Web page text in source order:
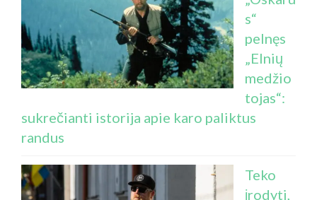
s“
pelnęs
„Elnių
medžio
tojas“:
sukrečianti istorija apie karo paliktus
randus
Teko
įrodyti,